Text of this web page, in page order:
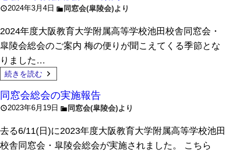
2024年3月4日 同窓会(皐陵会)より
2024年度大阪教育大学附属高等学校池田校舎同窓会・
皐陵会総会のご案内 梅の便りが聞こえてくる季節とな
りました…
続きを読む
同窓会総会の実施報告
2023年6月19日 同窓会(皐陵会)より
去る6/11(日)に2023年度大阪教育大学附属高等学校池田
校舎同窓会・皐陵会総会が実施されました。 こちら